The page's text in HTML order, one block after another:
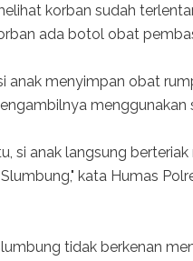
korban sudah
ada botol obat
anak menyimpan obat
menggunakan
si anak langsung
kata Humas
tidak berkenan